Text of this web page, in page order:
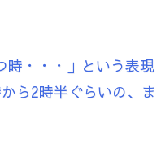
時・・・」という表現
ら2時半ぐらいの、ま